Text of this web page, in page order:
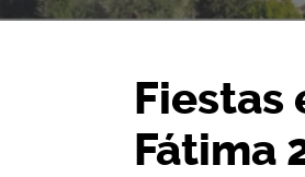
Fiestas
Fátima